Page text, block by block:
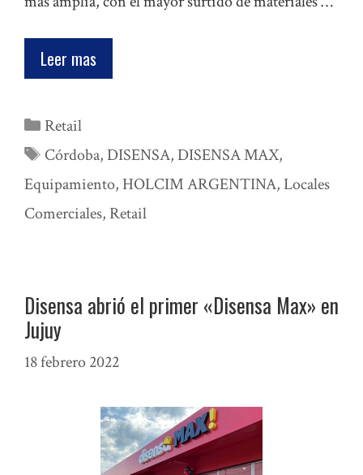
Leer mas
Categorías
Retail
Etiquetas
Córdoba,DISENSA,DISENSA MAX,
Equipamiento, HOLCIM ARGENTINA,Locales
Comerciales, Retail
Disensa abrió el primer «Disensa Max» en
Jujuy
18 febrero 2022